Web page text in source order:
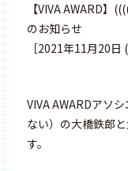
【VIVA AWARD】
のお知らせ
［2021年11月20日
VIVA AWARDアソ
ない）の大橋鉄郎
す。